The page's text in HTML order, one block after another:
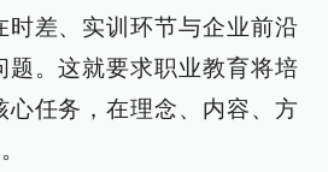
时差、实训环节与企业前沿
题。这就要求职业教育将培
心任务，在理念、内容、方